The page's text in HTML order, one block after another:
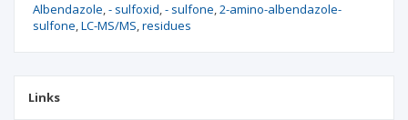
Albendazole - sulfoxid - sulfone 2-amino-albendazole-
sulfone LC-MS/MS residues
Links